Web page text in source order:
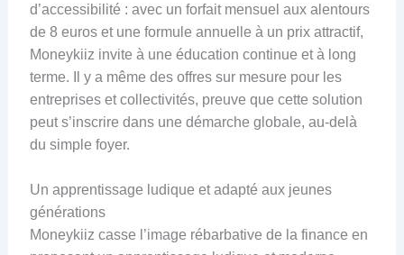
d’accessibilité : avec un forfait mensuel aux alentours
de 8 euros et une formule annuelle à un prix attractif,
Moneykiiz invite à une éducation continue et à long
terme. Il y a même des offres sur mesure pour les
entreprises et collectivités, preuve que cette solution
peut s’inscrire dans une démarche globale, au-delà
du simple foyer.
Un apprentissage ludique et adapté aux jeunes
générations
Moneykiiz casse l’image rébarbative de la finance en